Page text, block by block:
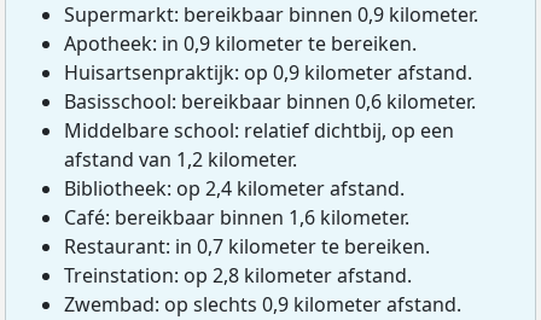
Supermarkt: bereikbaar binnen 0,9 kilometer.
Apotheek: in 0,9 kilometer te bereiken.
Huisartsenpraktijk: op 0,9 kilometer afstand.
Basisschool: bereikbaar binnen 0,6 kilometer.
Middelbare school: relatief dichtbij, op een
afstand van 1,2 kilometer.
Bibliotheek: op 2,4 kilometer afstand.
Café: bereikbaar binnen 1,6 kilometer.
Restaurant: in 0,7 kilometer te bereiken.
Treinstation: op 2,8 kilometer afstand.
Zwembad: op slechts 0,9 kilometer afstand.